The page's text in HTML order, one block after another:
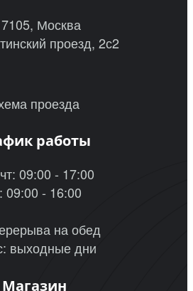
Москва
проезд, 2с2
проезда
работы
09:00 - 17:00
09:00 - 16:00
на обед
выходные дни
Магазин